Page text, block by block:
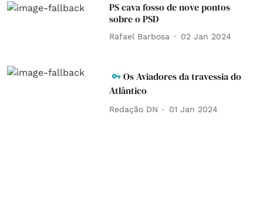
PS cava fosso de nove pontos
sobre o PSD
Rafael Barbosa 02 Jan 2024
Os Aviadores da travessia do
Atlântico
Redação DN 01 Jan 2024